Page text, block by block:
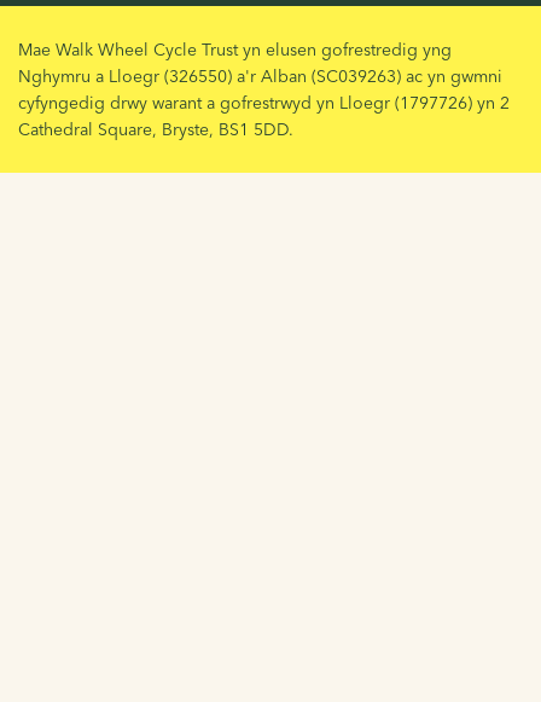
Mae Walk Wheel Cycle Trust yn elusen gofrestredig yng
Nghymru a Lloegr (326550) a'r Alban (SC039263) ac yn gwmni
cyfyngedig drwy warant a gofrestrwyd yn Lloegr (1797726) yn 2
Cathedral Square, Bryste, BS1 5DD.